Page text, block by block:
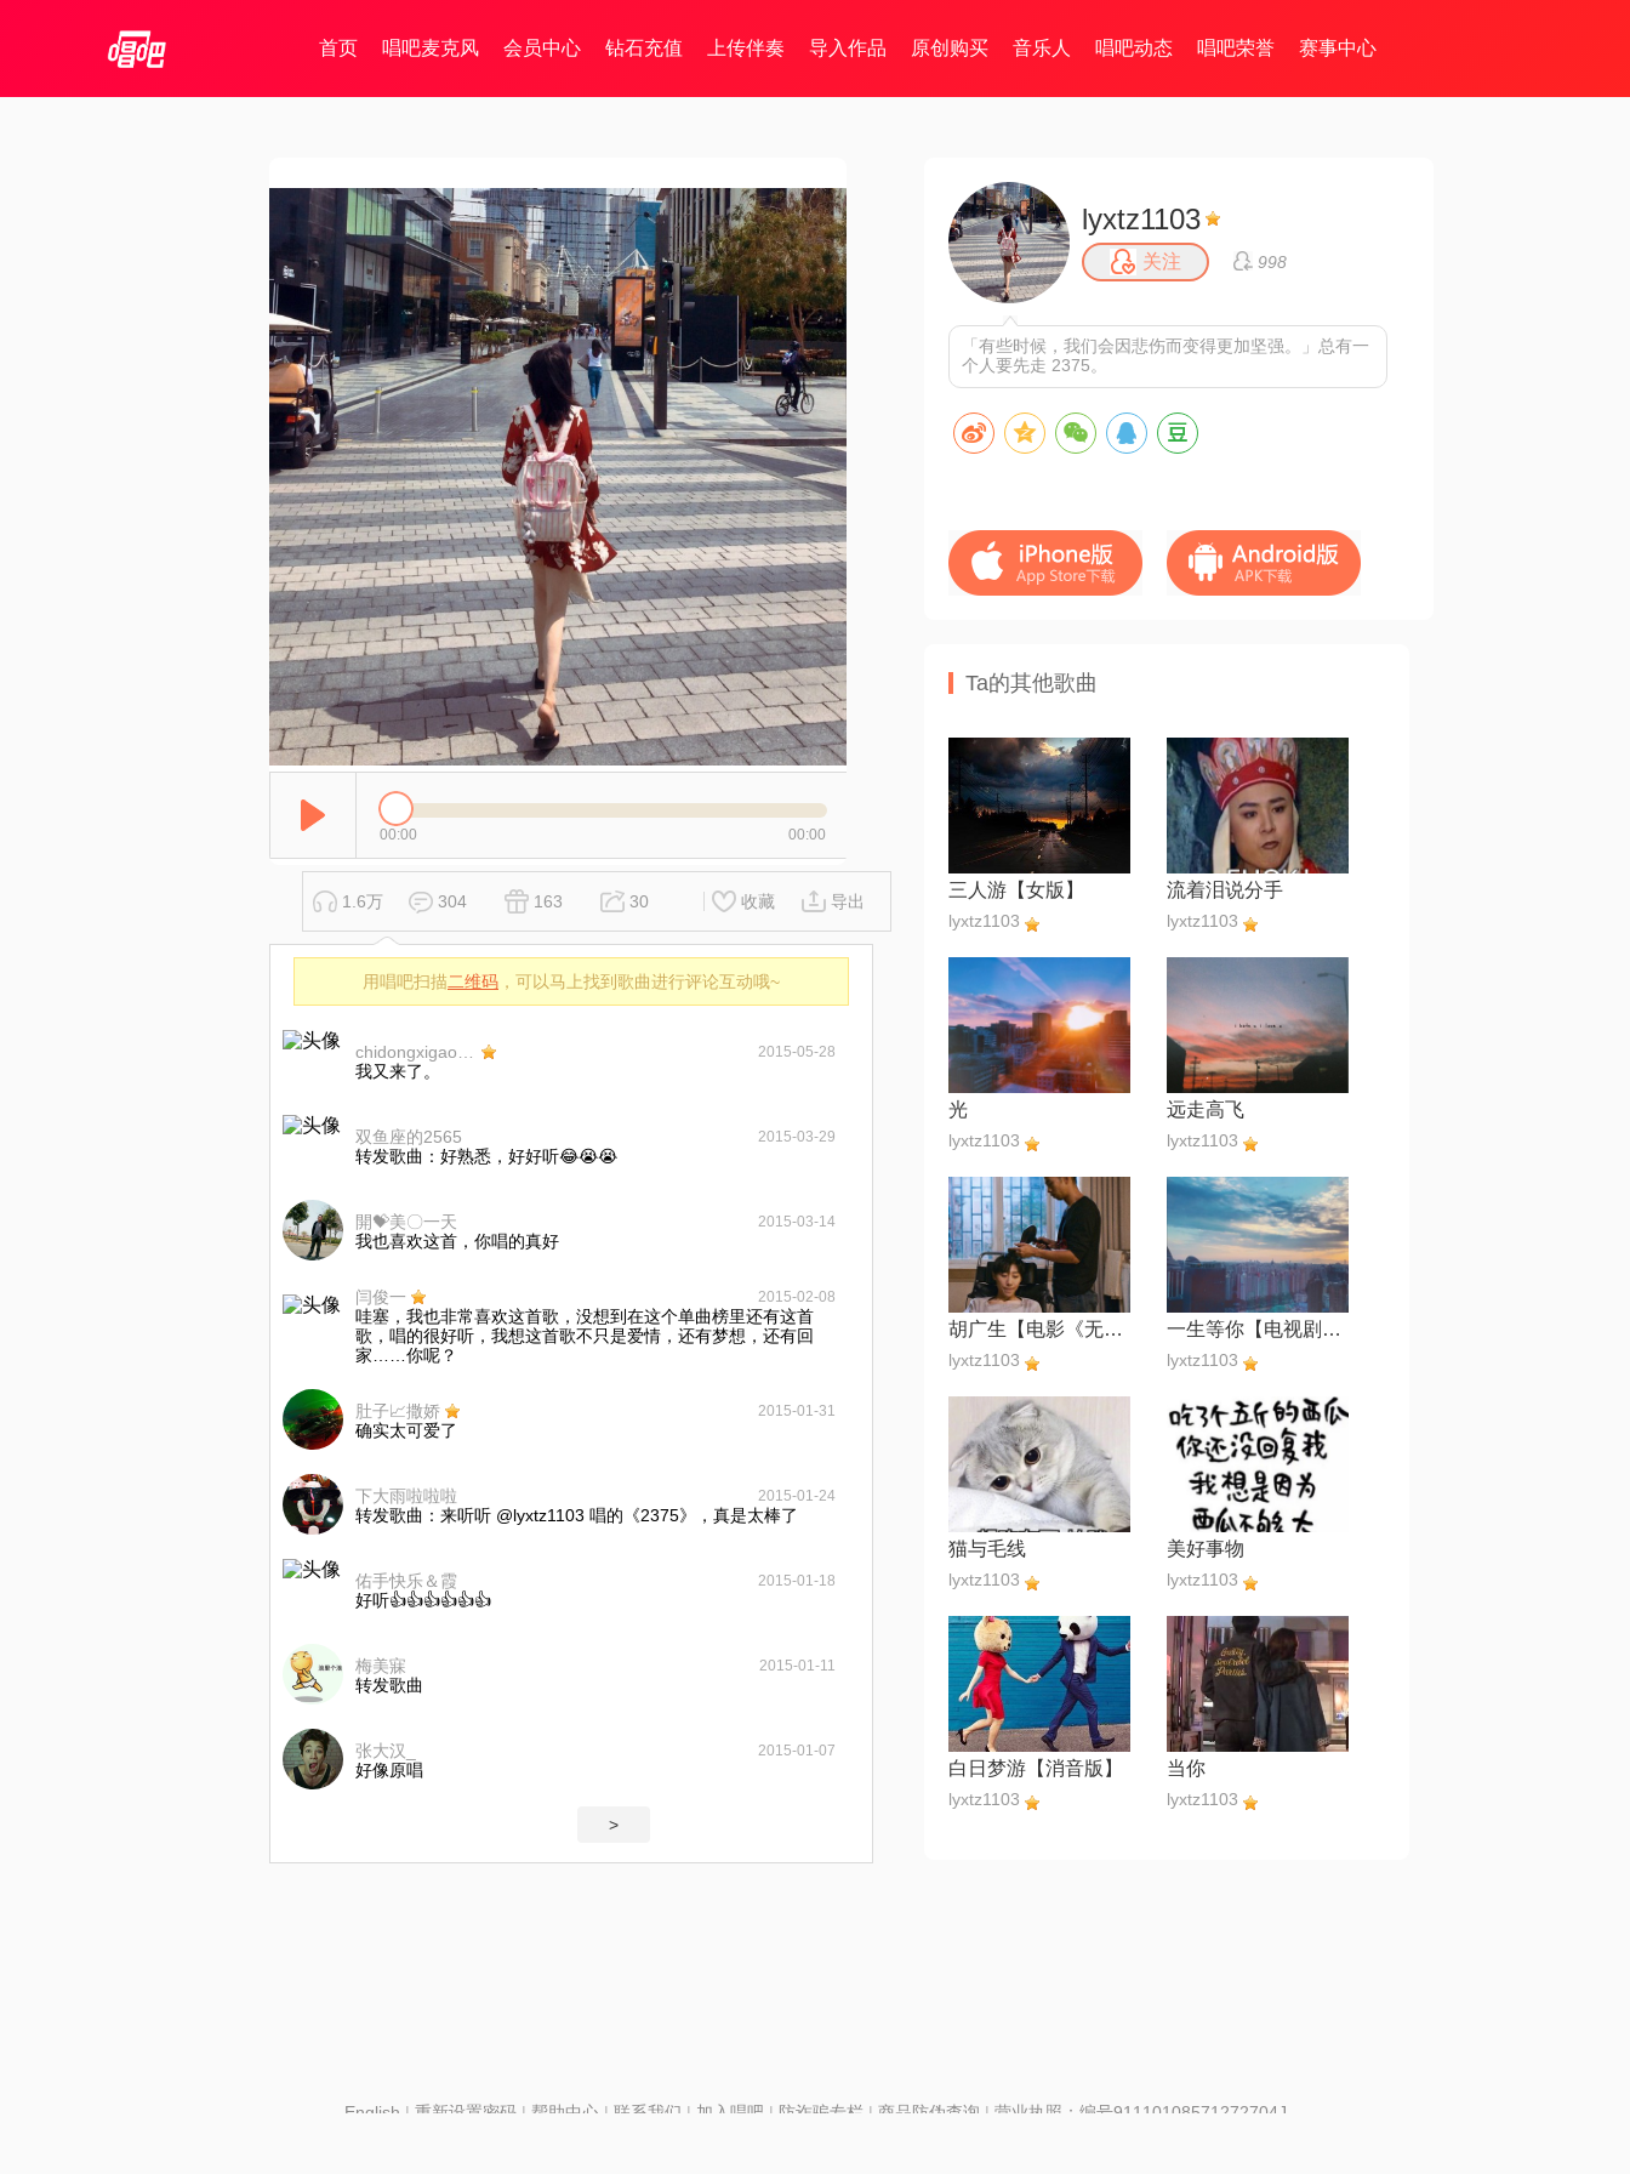
首页 唱吧麦克风 会员中心 钻石充值 上传伴奏 导入作品 原创购买 音乐人 唱吧动态 唱吧荣誉 赛事中心
00:00 00:00
1.6万 304 163 30 收藏 导出
用唱吧扫描二维码 ，可以马上找到歌曲进行评论互动哦~
2015-05-28
我又来了。
双鱼座的2565 2015-03-29
转发歌曲：好熟悉，好好听😂😭😭
開💝美〇一天 2015-03-14
我也喜欢这首，你唱的真好
闫俊一 2015-02-08
哇塞，我也非常喜欢这首歌，没想到在这个单曲榜里还有这首
歌，唱的很好听，我想这首歌不只是爱情，还有梦想，还有回
家……你呢？
肚子📈撒娇 2015-01-31
确实太可爱了
下大雨啦啦啦 2015-01-24
转发歌曲：来听听 @lyxtz1103 唱的《2375》，真是太棒了
佑手快乐＆霞 2015-01-18
好听👍👍👍👍👍👍
梅美寐 2015-01-11
转发歌曲
张大汉_ 2015-01-07
好像原唱
>
lyxtz1103
关注 998
「有些时候，我们会因悲伤而变得更加坚强。」 总有一
个人要先走 2375。
Ta的其他歌曲
三人游【女版】
lyxtz1103
流着泪说分手
lyxtz1103
光
lyxtz1103
远走高飞
lyxtz1103
胡广生【电影《无名之辈》宣传推广曲】
lyxtz1103
一生等你【电视剧《媚者无疆》 主题曲】
lyxtz1103
猫与毛线
lyxtz1103
美好事物
lyxtz1103
白日梦游【消音版】
lyxtz1103
当你
lyxtz1103
English | 重新设置密码| 帮助中心 | 联系我们 | 加入唱吧 | 防诈骗专栏 | 商品防伪查询 | 营业执照：编号91110108571272704J